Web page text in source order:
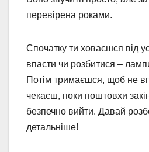
перевірена роками.
Спочатку ти ховаєшся від
впасти чи розбитися –
Потім тримаєшся, щоб не
чекаєш, поки поштовхи
безпечно вийти. Давай
детальніше!